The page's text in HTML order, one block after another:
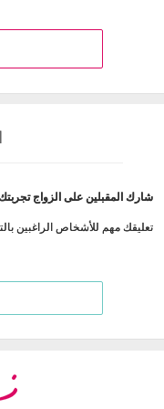
شارك المقبلين على الزواج
تعليقك مهم للأشخاص الراغبين